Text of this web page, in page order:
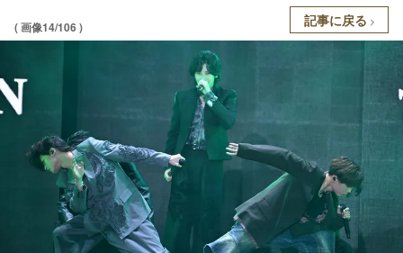
( 画像14/106 ) 記事に戻る